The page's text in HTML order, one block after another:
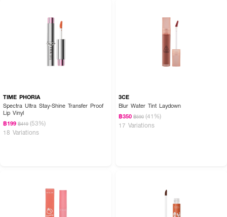
TIME PHORIA
Spectra Ultra Stay-Shine Transfer Proof
Lip Vinyl
฿199 ฿419 (53%)
18 Variations
3CE
Blur Water Tint Laydown
฿350 ฿590 (41%)
17 Variations